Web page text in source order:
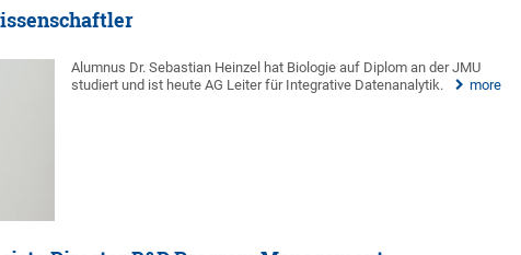
Alumnus Dr. Sebastian Heinzel hat Biologie auf Diplom an der JMU
studiert und ist heute AG Leiter für Integrative Datenanalytik.
more